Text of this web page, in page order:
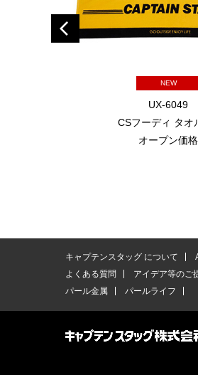
NEW
UX-6049
CSフーディ タオ
オープン価格
キャプテンスタッグ について
よくある質問
アイデア等のご
パール金属
パールライフ